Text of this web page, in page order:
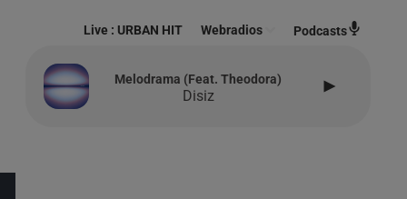
Live : URBAN HIT Webradios Podcasts
Melodrama (feat. Theodora)
Disiz